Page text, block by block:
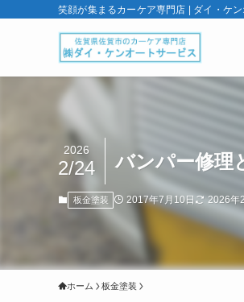
笑顔が集まるカーケア専門店 | ダイ・ケ
バンパー修理
2026
2/24
板金塗装 2017年7月10日 2026年
ホーム 板金塗装